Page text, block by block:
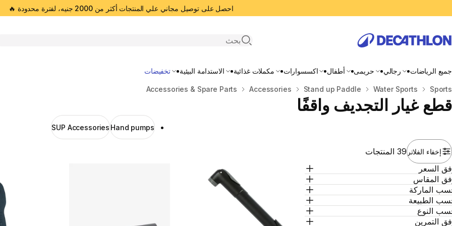
احصل على توصيل مجاني علي المنتجات أكثر من 2000 جنيه، لفترة محدودة 🔥
Open search
جميع الرياضات رجالي حريمى أطفال اكسسوارات مكملات غذائية الاستدامة البيئية تخفيضات
المنزل
Sports
Water Sports
Stand up Paddle
Accessories
Accessories & Spare Parts
قطع غيار التجديف واقفًا
Hand pumps
SUP Accessories
إخفاء الفلاتر39 المنتجات
السعر
المقاس
الماركة
الطبيعة
النوع
التمرين